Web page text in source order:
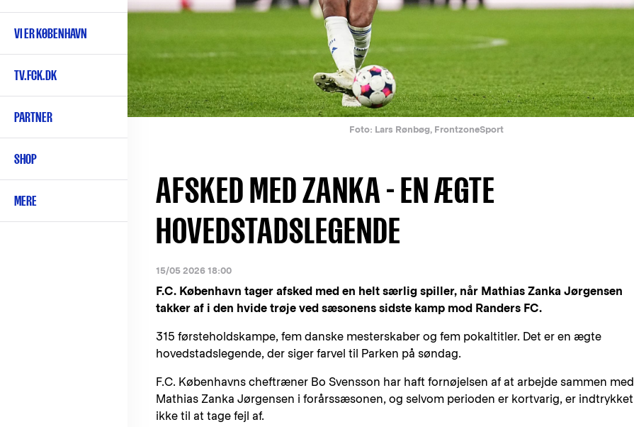
VI ER KØBENHAVN
TV.FCK.DK
PARTNER
SHOP
MERE
Foto: Lars Rønbøg, FrontzoneSport
AFSKED MED ZANKA - EN ÆGTE
HOVEDSTADSLEGENDE
15/05 2026 18:00
F.C. København tager afsked med en helt særlig spiller, når Mathias Zanka Jørgensen
takker af i den hvide trøje ved sæsonens sidste kamp mod Randers FC.
315 førsteholdskampe, fem danske mesterskaber og fem pokaltitler. Det er en ægte
hovedstadslegende, der siger farvel til Parken på søndag.
F.C. Københavns cheftræner Bo Svensson har haft fornøjelsen af at arbejde sammen med
Mathias Zanka Jørgensen i forårssæsonen, og selvom perioden er kortvarig, er indtrykket
ikke til at tage fejl af.